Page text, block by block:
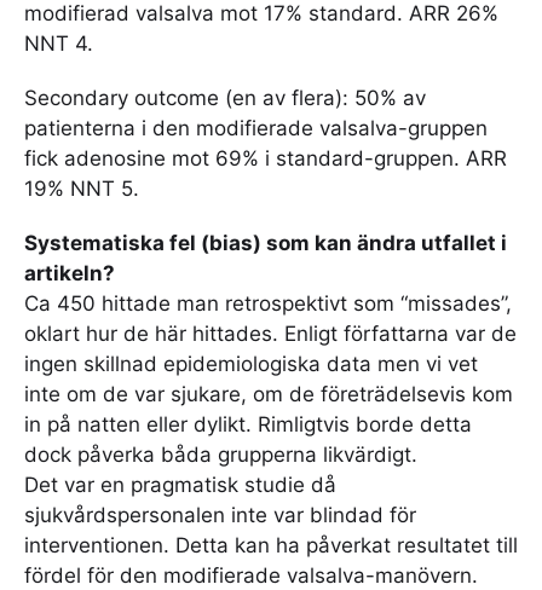
modifierad valsalva mot 17% standard. ARR 26%
NNT 4.
Secondary outcome (en av flera): 50% av
patienterna i den modifierade valsalva-gruppen
fick adenosine mot 69% i standard-gruppen. ARR
19% NNT 5.
Systematiska fel (bias) som kan ändra utfallet i
artikeln?
Ca 450 hittade man retrospektivt som “missades”,
oklart hur de här hittades. Enligt författarna var de
ingen skillnad epidemiologiska data men vi vet
inte om de var sjukare, om de företrädelsevis kom
in på natten eller dylikt. Rimligtvis borde detta
dock påverka båda grupperna likvärdigt.
Det var en pragmatisk studie då
sjukvårdspersonalen inte var blindad för
interventionen. Detta kan ha påverkat resultatet till
fördel för den modifierade valsalva-manövern.